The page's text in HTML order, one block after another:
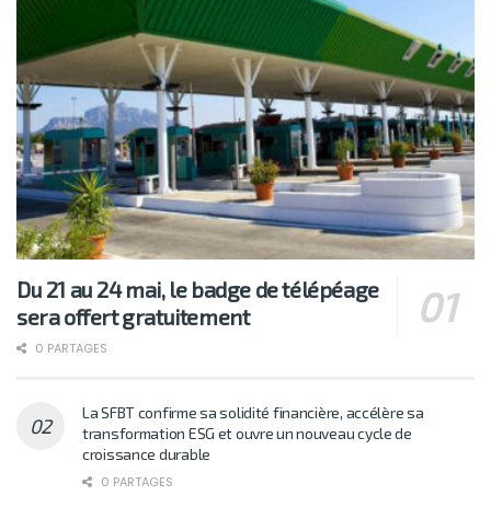
Du 21 au 24 mai, le badge de télépéage
sera offert gratuitement
0 PARTAGES
La SFBT confirme sa solidité financière, accélère sa
transformation ESG et ouvre un nouveau cycle de
croissance durable
0 PARTAGES